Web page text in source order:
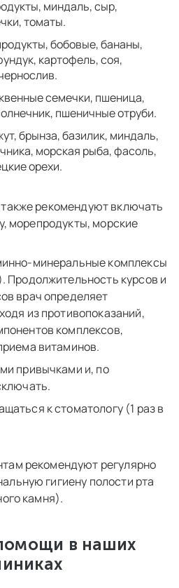
миндаль, сыр,
томаты.
бобовые, бананы,
картофель, соя,
семечки, пшеница,
пшеничные отруби.
брынза, базилик, миндаль,
морская рыба, фасоль,
орехи.
рекомендуют включать
морепродукты, морские
минеральные комплексы
Продолжительность курсов и
врач определяет
из противопоказаний,
комплексов,
витаминов.
привычками и, по
к стоматологу (1 раз в
рекомендуют регулярно
гигиену полости рта
камня).
в наших